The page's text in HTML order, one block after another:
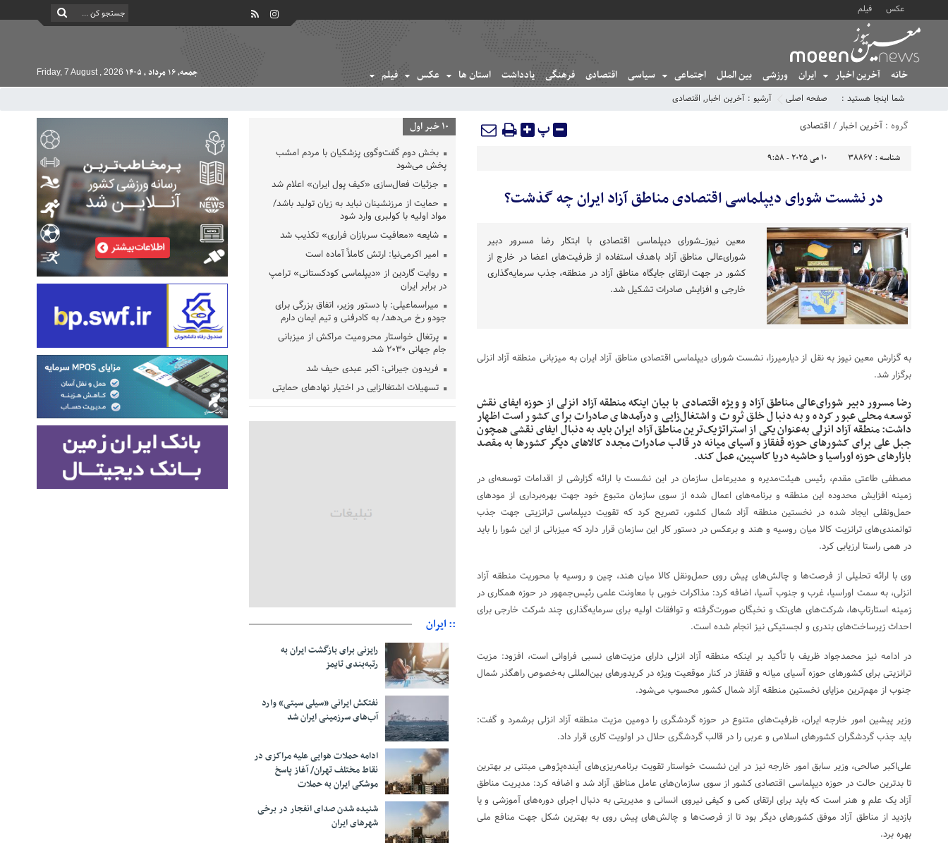
عکس فیلم
خانه آخرین اخبار ایران ورزشی بین الملل اجتماعی سیاسی اقتصادی فرهنگی یادداشت استان ها عکس فیلم جمعه, ۱۶ مرداد , ۱۴۰۵ Friday, 7 August , 2026
شما اینجا هستید : صفحه اصلی آرشیو : آخرین اخبار, اقتصادی
گروه : آخرین اخبار/اقتصادی پ
شناسه : 38867 10 می 2025 - 9:58
در نشست شورای دیپلماسی اقتصادی مناطق آزاد ایران چه گذشت؟
معین نیوز_شورای دیپلماسی اقتصادی با ابتکار رضا مسرور دبیر
شورای‌عالی مناطق آزاد باهدف استفاده از ظرفیت‌های اعضا در خارج از
کشور در جهت ارتقای جایگاه مناطق آزاد در منطقه، جذب سرمایه‌گذاری
خارجی و افزایش صادرات تشکیل شد.
به گزارش معین نیوز به نقل از دیارمیرزا، نشست شورای دیپلماسی اقتصادی مناطق آزاد ایران به میزبانی منطقه آزاد انزلی
برگزار شد.
رضا مسرور دبیر شورای‌عالی مناطق آزاد و ویژه اقتصادی با بیان اینکه منطقه آزاد انزلی از حوزه ایفای نقش
توسعه محلی عبور کرده و به دنبال خلق ثروت و اشتغال‌زایی و درآمدهای صادرات برای کشور است اظهار
داشت: منطقه آزاد انزلی به‌عنوان یکی از استراتژیک‌ترین مناطق آزاد ایران باید به دنبال ایفای نقشی همچون
جبل علی برای کشورهای حوزه قفقاز و آسیای میانه در قالب صادرات مجدد کالاهای دیگر کشورها به مقصد
بازارهای حوزه اوراسیا و حاشیه دریا کاسپین، عمل کند.
مصطفی طاعتی مقدم، رئیس هیئت‌مدیره و مدیرعامل سازمان در این نشست با ارائه گزارشی از اقدامات توسعه‌ای در
زمینه افزایش محدوده این منطقه و برنامه‌های اعمال شده از سوی سازمان متبوع خود جهت بهره‌برداری از مودهای
حمل‌ونقلی ایجاد شده در نخستین منطقه آزاد شمال کشور، تصریح کرد که تقویت دیپلماسی ترانزیتی جهت جذب
توانمندی‌های ترانزیت کالا میان روسیه و هند و برعکس در دستور کار این سازمان قرار دارد که میزبانی از این شورا را باید
در همی راستا ارزیابی کرد.
وی با ارائه تحلیلی از فرصت‌ها و چالش‌های پیش روی حمل‌ونقل کالا میان هند، چین و روسیه با محوریت منطقه آزاد
انزلی، به سمت اوراسیا، غرب و جنوب آسیا، اضافه کرد: مذاکرات خوبی با معاونت علمی رئیس‌جمهور در حوزه همکاری در
زمینه استارتاپ‌ها، شرکت‌های های‌تک و نخبگان صورت‌گرفته و توافقات اولیه برای سرمایه‌گذاری چند شرکت خارجی برای
احداث زیرساخت‌های بندری و لجستیکی نیز انجام شده است.
در ادامه نیز محمدجواد ظریف با تأکید بر اینکه منطقه آزاد انزلی دارای مزیت‌های نسبی فراوانی است، افزود: مزیت
ترانزیتی برای کشورهای حوزه آسیای میانه و قفقاز در کنار موقعیت ویژه در کریدورهای بین‌المللی به‌خصوص راهگذر شمال
جنوب از مهم‌ترین مزایای نخستین منطقه آزاد شمال کشور محسوب می‌شود.
وزیر پیشین امور خارجه ایران، ظرفیت‌های متنوع در حوزه گردشگری را دومین مزیت منطقه آزاد انزلی برشمرد و گفت:
باید جذب گردشگران کشورهای اسلامی و عربی را در قالب گردشگری حلال در اولویت کاری قرار داد.
علی‌اکبر صالحی، وزیر سابق امور خارجه نیز در این نشست خواستار تقویت برنامه‌ریزی‌های آینده‌پژوهی مبتنی بر بهترین
تا بدترین حالت در حوزه دیپلماسی اقتصادی کشور از سوی سازمان‌های عامل مناطق آزاد شد و اضافه کرد: مدیریت مناطق
آزاد یک علم و هنر است که باید برای ارتقای کمی و کیفی نیروی انسانی و مدیریتی به دنبال اجرای دوره‌های آموزشی و یا
بازدید از مناطق آزاد موفق کشورهای دیگر بود تا از فرصت‌ها و چالش‌های پیش روی به بهترین شکل جهت منافع ملی
بهره برد.
10 خبر اول
بخش دوم گفت‌وگوی پزشکیان با مردم امشب
پخش می‌شود
جزئیات فعال‌سازی «کیف پول ایران» اعلام شد
حمایت از مرزنشینان نباید به زیان تولید باشد/
مواد اولیه با کولبری وارد شود
شایعه «معافیت سربازان فراری» تکذیب شد
امیر اکرمی‌نیا: ارتش کاملاً آماده است
روایت گاردین از «دیپلماسی کودکستانی» ترامپ
در برابر ایران
میراسماعیلی: با دستور وزیر، اتفاق بزرگی برای
جودو رخ می‌دهد/ به کادرفنی و تیم ایمان دارم
پرتغال خواستار محرومیت مراکش از میزبانی
جام جهانی ۲۰۳۰ شد
فریدون جیرانی: اکبر عبدی حیف شد
تسهیلات اشتغالزایی در اختیار نهادهای حمایتی
زمان جلسه سرنوشت‌ساز هیات رئیسه
رئیس سازمان جهاد کشاورزی استان: کشاورزان
:: ایران
رایزنی برای بازگشت ایران به
رتبه‌بندی تایمز
نفتکش ایرانی «سیلی سیتی» وارد
آب‌های سرزمینی ایران شد
ادامه حملات هوایی علیه مراکزی در
نقاط مختلف تهران/ آغاز پاسخ
موشکی ایران به حملات
شنیده شدن صدای انفجار در برخی
شهرهای ایران